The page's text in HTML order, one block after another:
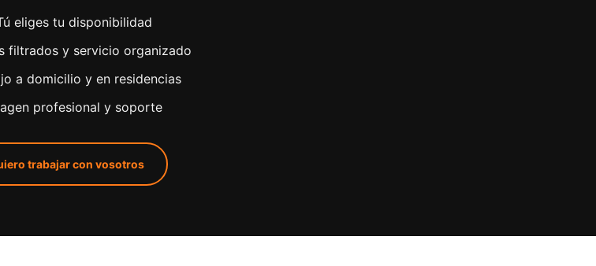
eliges tu disponibilidad
filtrados y servicio organizado
a domicilio y en residencias
profesional y soporte
trabajar con vosotros